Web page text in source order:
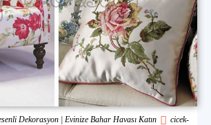
Dekorasyon | Evinize Bahar Havası Katın
cicek-